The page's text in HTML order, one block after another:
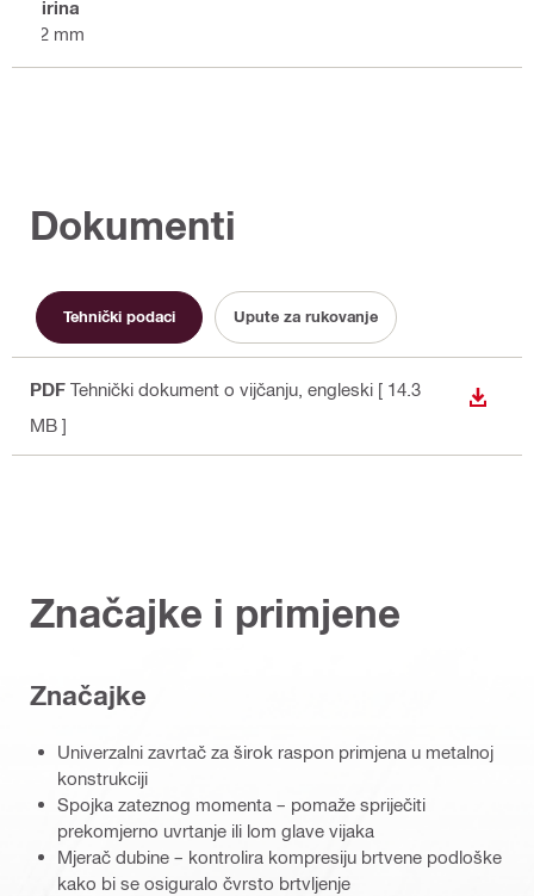
Širina
72 mm
Dokumenti
Tehnički podaci Upute za rukovanje
PDF Tehnički dokument o vijčanju , engleski [ 14.3
MB ]
Značajke i primjene
Značajke
Univerzalni zavrtač za širok raspon primjena u metalnoj
konstrukciji
Spojka zateznog momenta – pomaže spriječiti
prekomjerno uvrtanje ili lom glave vijaka
Mjerač dubine – kontrolira kompresiju brtvene podloške
kako bi se osiguralo čvrsto brtvljenje